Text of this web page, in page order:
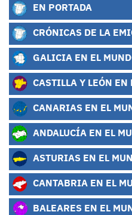
EN PORTADA
CRÓNICAS DE LA
GALICIA EN EL
CASTILLA Y LEÓN EN
CANARIAS EN EL
ANDALUCÍA EN EL
ASTURIAS EN EL
CANTABRIA EN EL
BALEARES EN EL